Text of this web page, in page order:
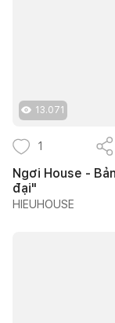
13.071
1
Ngơi House -
đại"
HIEUHOUSE